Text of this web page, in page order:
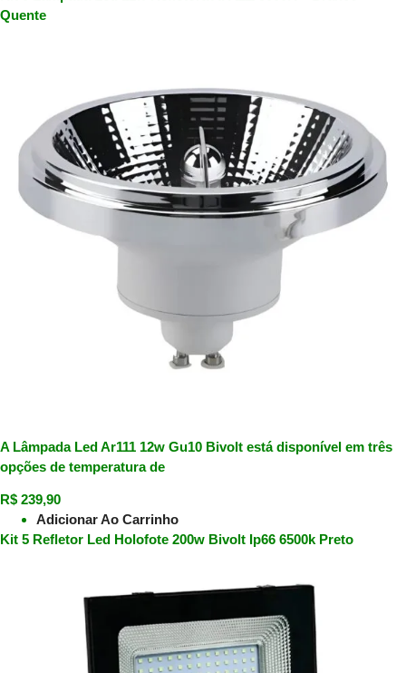
Quente
A Lâmpada Led Ar111 12w Gu10 Bivolt está disponível em três
opções de temperatura de
R$ 239,90
Adicionar Ao Carrinho
Kit 5 Refletor Led Holofote 200w Bivolt Ip66 6500k Preto